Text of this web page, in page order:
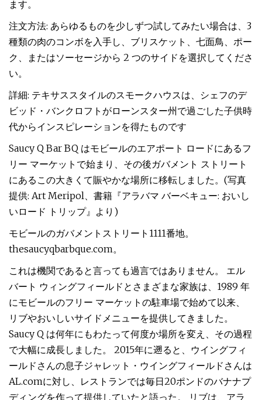
ます。
注文方法: あらゆるものを少しずつ試してみたい場合は、3
種類の肉のコンボを入手し、ブリスケット、七面鳥、ポー
ク、またはソーセージから 2 つのサイドを選択してくださ
い。
詳細: テキサススタイルのスモークハウスは、シェフのデ
ビッド・バンクロフトがローンスター州で過ごした子供時
代からインスピレーションを得たものです
Saucy Q Bar BQ はモビールのエアポート ロードにあるフ
リー マーケットで始まり、その後ガバメント ストリート
にあるこの大きくて賑やかな場所に移転しました。(写真
提供: Art Meripol、書籍『アラバマ バーベキュー: おいし
いロード トリップ』より)
モビールのガバメントストリート1111番地。
thesaucyqbarbque.com。
これは機関であると言っても過言ではありません。 エル
バート ウィングフィールドとさまざまな家族は、1989 年
にモビールのフリー マーケットの駐車場で始めて以来、
リブやおいしいサイドメニューを提供してきました。
Saucy Q は何年にもわたって何度か場所を変え、その過程
で大幅に成長しました。 2015年に遡ると、ウイングフィ
ールドさんの息子ジャレット・ウイングフィールドさんは
AL.comに対し、レストランでは毎日20ポンドのバナナプ
ディングを作って提供していたと語った。 リブは、アラ